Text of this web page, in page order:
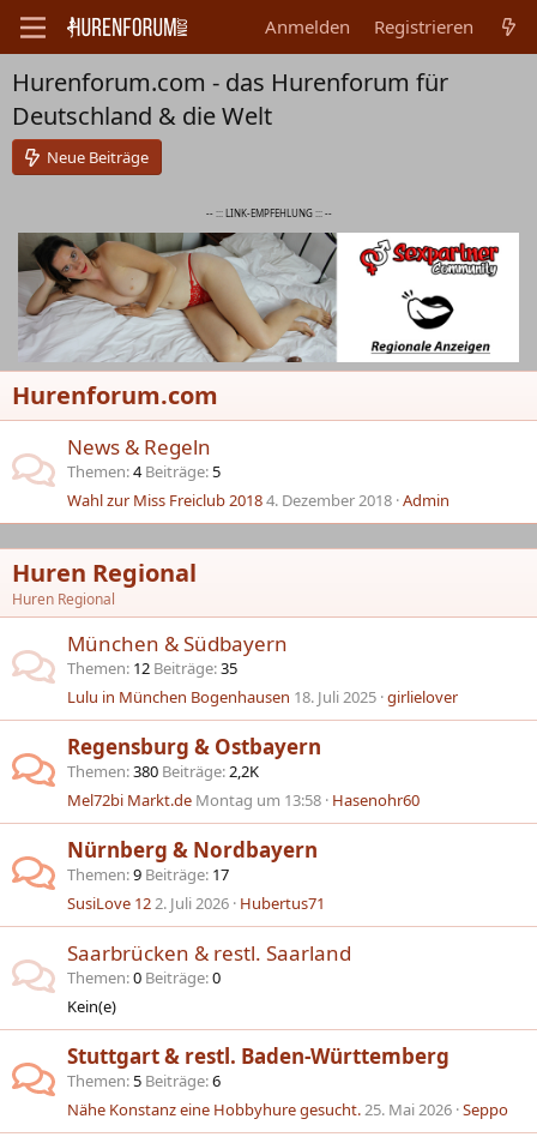
Anmelden Registrieren
Hurenforum.com - das Hurenforum für
Deutschland & die Welt
Neue Beiträge
-- ::: LINK-EMPFEHLUNG ::: --
Hurenforum.com
News & Regeln
Themen 4 Beiträge 5
Wahl zur Miss Freiclub 20184. Dezember 2018 Admin
Huren Regional
Huren Regional
München & Südbayern
Themen 12 Beiträge 35
Lulu in München Bogenhausen 18. Juli 2025 girlielover
Regensburg & Ostbayern
Themen 380 Beiträge 2,2K
Mel72bi Markt.de Montag um 13:58 Hasenohr60
Nürnberg & Nordbayern
Themen 9 Beiträge 17
SusiLove 122. Juli 2026 Hubertus71
Saarbrücken & restl. Saarland
Themen 0 Beiträge 0
Kein(e)
Stuttgart & restl. Baden-Württemberg
Themen 5 Beiträge 6
Nähe Konstanz eine Hobbyhure gesucht.25. Mai 2026 Seppo